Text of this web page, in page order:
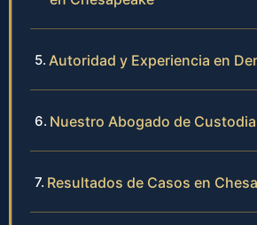
Autoridad y Experiencia en
Nuestro Abogado de
Resultados de Casos en